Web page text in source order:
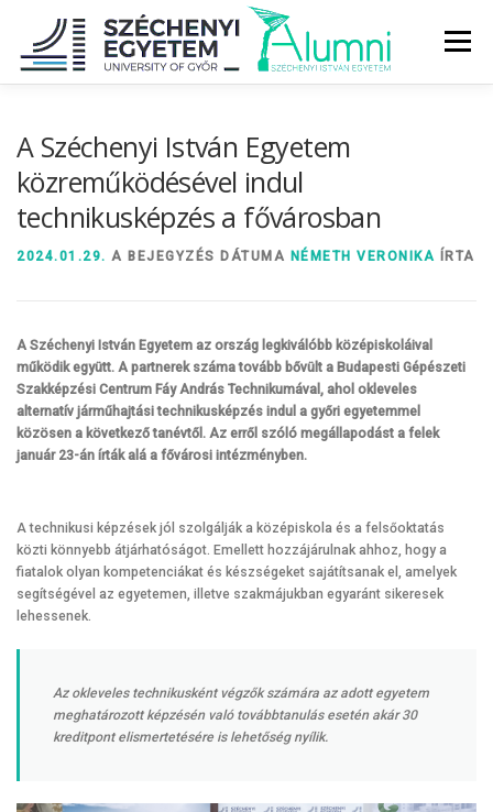
tartalomhoz
Menü
DIPLOMAÁTADÓ DIPLOMÁN TÚL
A Széchenyi István Egyetem
közreműködésével indul
technikusképzés a fővárosban
2024.01.29. A BEJEGYZÉS DÁTUMA NÉMETH VERONIKA ÍRTA
A Széchenyi István Egyetem az ország legkiválóbb középiskoláival
működik együtt. A partnerek száma tovább bővült a Budapesti Gépészeti
Szakképzési Centrum Fáy András Technikumával, ahol okleveles
alternatív járműhajtási technikusképzés indul a győri egyetemmel
közösen a következő tanévtől. Az erről szóló megállapodást a felek
január 23-án írták alá a fővárosi intézményben.
A technikusi képzések jól szolgálják a középiskola és a felsőoktatás
közti könnyebb átjárhatóságot. Emellett hozzájárulnak ahhoz, hogy a
fiatalok olyan kompetenciákat és készségeket sajátítsanak el, amelyek
segítségével az egyetemen, illetve szakmájukban egyaránt sikeresek
lehessenek.
Az okleveles technikusként végzők számára az adott egyetem
meghatározott képzésén való továbbtanulás esetén akár 30
kreditpont elismertetésére is lehetőség nyílik.